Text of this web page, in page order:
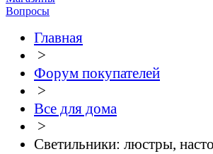
Вопросы
Главная
>
Форум покупателей
>
Все для дома
>
Светильники: люстры,